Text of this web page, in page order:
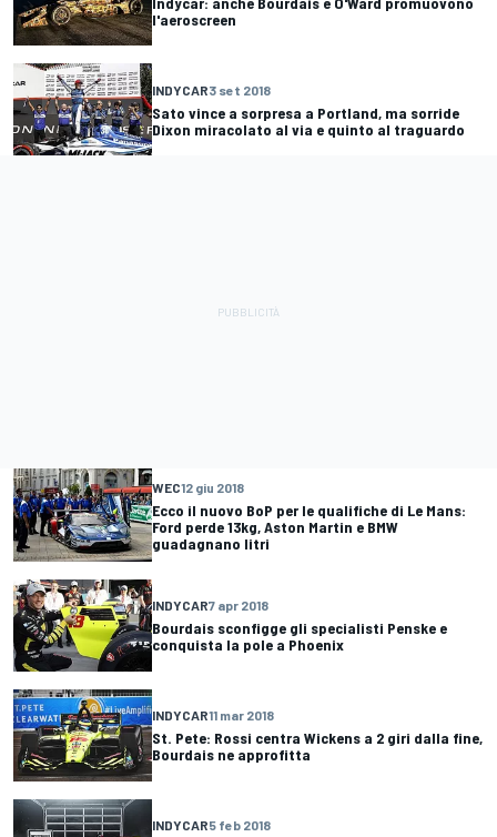
l'aeroscreen
INDYCAR3 set 2018
Sato vince a sorpresa a Portland, ma sorride
Dixon miracolato al via e quinto al traguardo
WEC12 giu 2018
Ecco il nuovo BoP per le qualifiche di Le Mans:
Ford perde 13kg, Aston Martin e BMW
guadagnano litri
INDYCAR7 apr 2018
Bourdais sconfigge gli specialisti Penske e
conquista la pole a Phoenix
INDYCAR11 mar 2018
St. Pete: Rossi centra Wickens a 2 giri dalla fine,
Bourdais ne approfitta
INDYCAR5 feb 2018